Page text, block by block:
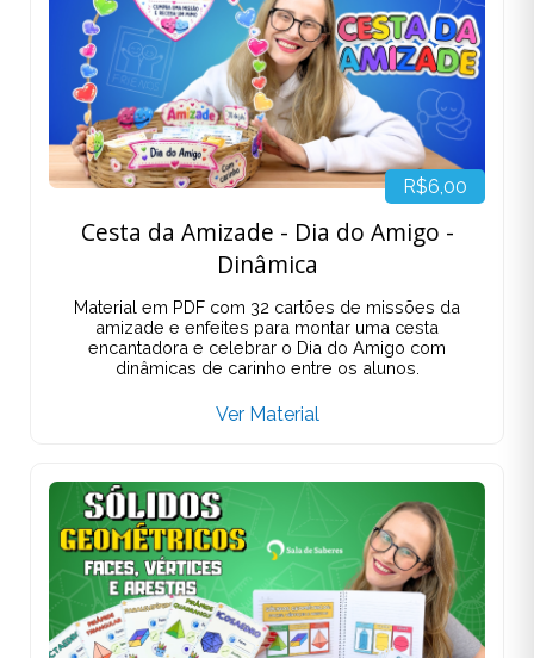
R$6,00
Cesta da Amizade - Dia do Amigo -
Dinâmica
Material em PDF com 32 cartões de missões da
amizade e enfeites para montar uma cesta
encantadora e celebrar o Dia do Amigo com
dinâmicas de carinho entre os alunos.
Ver Material